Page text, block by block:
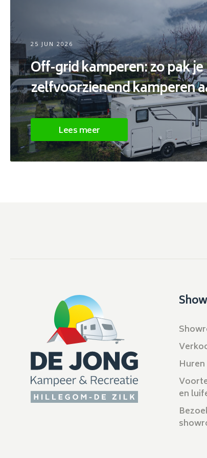
25 JUN 2026
Off-grid kamperen: zo pak je
zelfvoorzienend kamperen
Lees meer
Huren
en